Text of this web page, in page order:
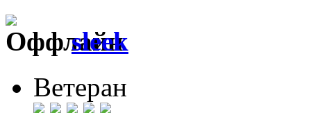
sleek
Ветеран